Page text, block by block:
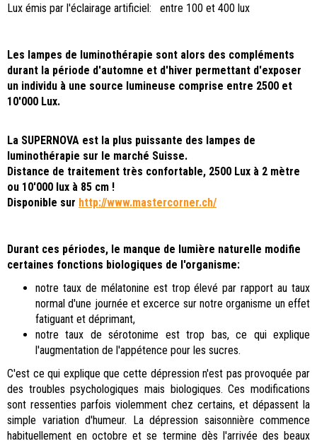
Lux émis par l'éclairage artificiel: entre 100 et 400 lux
Les lampes de luminothérapie sont alors des compléments
durant la période d'automne et d'hiver permettant d'exposer
un individu à une source lumineuse comprise entre 2500 et
10'000 Lux.
La SUPERNOVA est la plus puissante des lampes de
luminothérapie sur le marché Suisse.
Distance de traitement très confortable, 2500 Lux à 2 mètre
ou 10'000 lux à 85 cm !
Disponible sur http://www.mastercorner.ch/
Durant ces périodes, le manque de lumière naturelle modifie
certaines fonctions biologiques de l'organisme:
notre taux de mélatonine est trop élevé par rapport au taux
normal d'une journée et excerce sur notre organisme un effet
fatiguant et déprimant,
notre taux de sérotonime est trop bas, ce qui explique
l'augmentation de l'appétence pour les sucres.
C'est ce qui explique que cette dépression n'est pas provoquée par
des troubles psychologiques mais biologiques. Ces modifications
sont ressenties parfois violemment chez certains, et dépassent la
simple variation d'humeur. La dépression saisonnière commence
habituellement en octobre et se termine dès l'arrivée des beaux